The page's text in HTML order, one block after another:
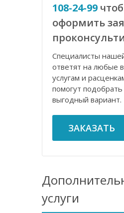
108-24-99
оформить
Специалисты
ответят на любые
услугам и
помогут
выгодный вариант.
ЗАКАЗАТЬ
услуги